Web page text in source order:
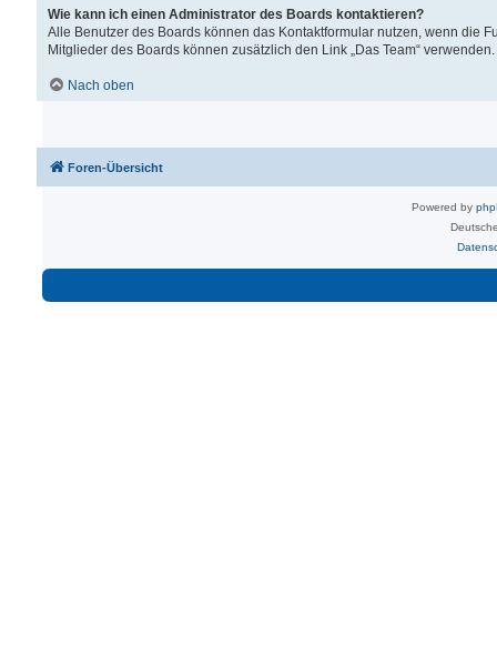
Wie kann ich einen Administrator des Boards kontaktieren?
Alle Benutzer des Boards können das Kontaktformular nutzen, wenn die
Mitglieder des Boards können zusätzlich den Link „Das Team“ verwenden.
Nach oben
Foren-Übersicht
Powered by